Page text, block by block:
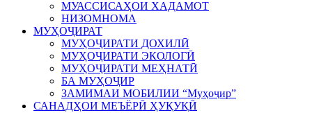
МУАССИСАҲОИ ХАДАМОТ
НИЗОМНОМА
МУҲОҶИРАТ
МУҲОҶИРАТИ ДОХИЛӢ
МУҲОҶИРАТИ ЭКОЛОГӢ
МУҲОҶИРАТИ МЕҲНАТӢ
БА МУҲОҶИР
ЗАМИМАИ МОБИЛИИ “Муҳоҷир”
САНАДҲОИ МЕЪЁРӢ ҲУҚУҚӢ